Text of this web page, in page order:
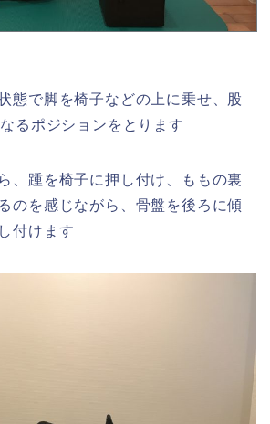
態で脚を椅子などの上に乗せ、股
るポジションをとります
、踵を椅子に押し付け、ももの裏
のを感じながら、骨盤を後ろに傾
付けます